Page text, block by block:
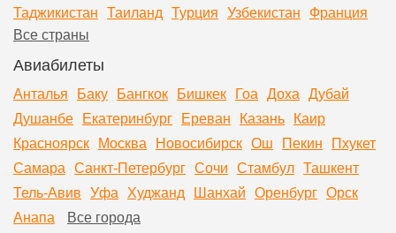
Таджикистан Таиланд Турция Узбекистан Франция
Все страны
Авиабилеты
Анталья Баку Бангкок Бишкек Гоа Доха Дубай
Душанбе Екатеринбург Ереван Казань Каир
Красноярск Москва Новосибирск Ош Пекин Пхукет
Самара Санкт-Петербург Сочи Стамбул Ташкент
Тель-Авив Уфа Худжанд Шанхай Оренбург Орск
Анапа
Все города